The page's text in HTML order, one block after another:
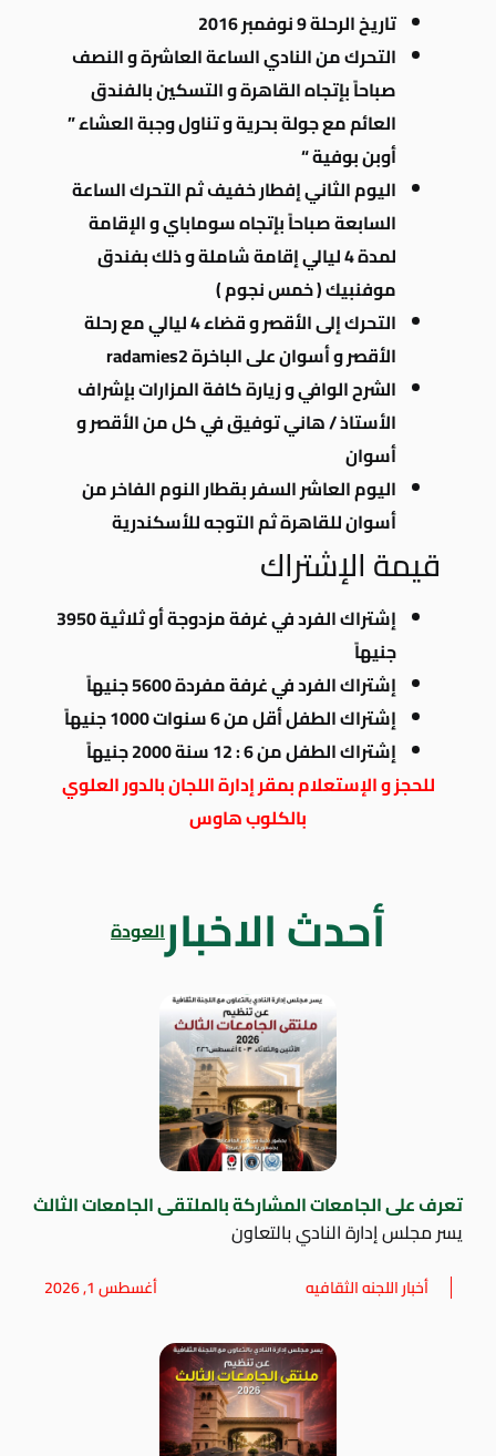
تاريخ الرحلة 9 نوفمبر 2016
التحرك من النادي الساعة العاشرة و النصف
صباحاً بإتجاه القاهرة و التسكين بالفندق
العائم مع جولة بحرية و تناول وجبة العشاء ”
أوبن بوفية “
اليوم الثاني إفطار خفيف ثم التحرك الساعة
السابعة صباحاً بإتجاه سوماباي و الإقامة
لمدة 4 ليالي إقامة شاملة و ذلك بفندق
موفنبيك ( خمس نجوم )
التحرك إلى الأقصر و قضاء 4 ليالي مع رحلة
الأقصر و أسوان على الباخرة radamies2
الشرح الوافي و زيارة كافة المزارات بإشراف
الأستاذ / هاني توفيق في كل من الأقصر و
أسوان
اليوم العاشر السفر بقطار النوم الفاخر من
أسوان للقاهرة ثم التوجه للأسكندرية
قيمة الإشتراك
إشتراك الفرد في غرفة مزدوجة أو ثلاثية 3950
جنيهاً
إشتراك الفرد في غرفة مفردة 5600 جنيهاً
إشتراك الطفل أقل من 6 سنوات 1000 جنيهاً
إشتراك الطفل من 6 : 12 سنة 2000 جنيهاً
للحجز و الإستعلام بمقر إدارة اللجان بالدور العلوي
بالكلوب هاوس
أحدث الاخبارالعودة
تعرف على الجامعات المشاركة بالملتقى الجامعات الثالث
يسر مجلس إدارة النادي بالتعاون
أخبار اللجنه الثقافيه أغسطس 1, 2026